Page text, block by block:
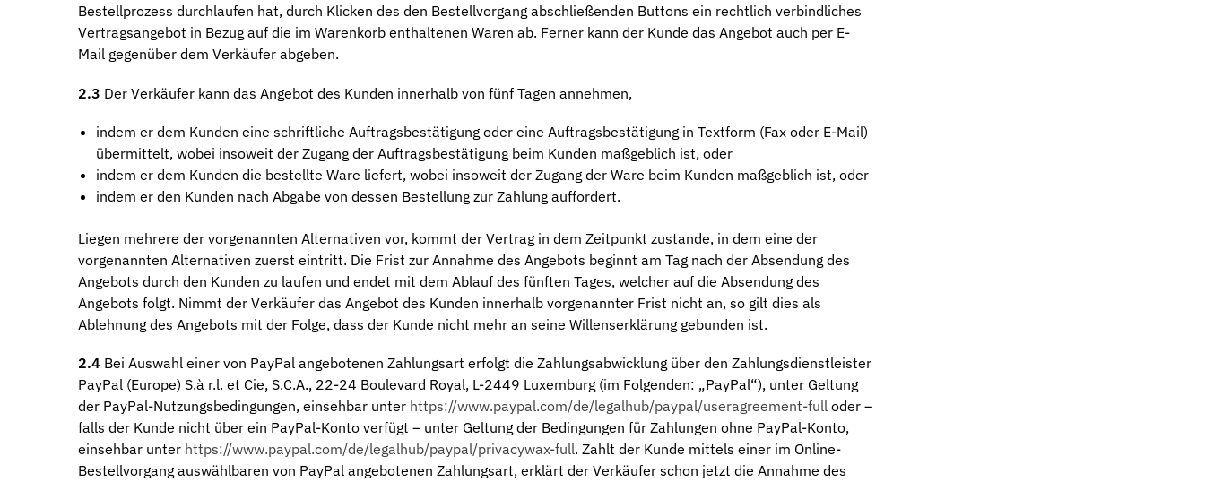
Bestellprozess durchlaufen hat, durch Klicken des den Bestellvorgang abschließenden Buttons ein rechtlich verbindliches
Vertragsangebot in Bezug auf die im Warenkorb enthaltenen Waren ab. Ferner kann der Kunde das Angebot auch per E-
Mail gegenüber dem Verkäufer abgeben.
2.3 Der Verkäufer kann das Angebot des Kunden innerhalb von fünf Tagen annehmen,
indem er dem Kunden eine schriftliche Auftragsbestätigung oder eine Auftragsbestätigung in Textform (Fax oder E-Mail)
übermittelt, wobei insoweit der Zugang der Auftragsbestätigung beim Kunden maßgeblich ist, oder
indem er dem Kunden die bestellte Ware liefert, wobei insoweit der Zugang der Ware beim Kunden maßgeblich ist, oder
indem er den Kunden nach Abgabe von dessen Bestellung zur Zahlung auffordert.
Liegen mehrere der vorgenannten Alternativen vor, kommt der Vertrag in dem Zeitpunkt zustande, in dem eine der
vorgenannten Alternativen zuerst eintritt. Die Frist zur Annahme des Angebots beginnt am Tag nach der Absendung des
Angebots durch den Kunden zu laufen und endet mit dem Ablauf des fünften Tages, welcher auf die Absendung des
Angebots folgt. Nimmt der Verkäufer das Angebot des Kunden innerhalb vorgenannter Frist nicht an, so gilt dies als
Ablehnung des Angebots mit der Folge, dass der Kunde nicht mehr an seine Willenserklärung gebunden ist.
2.4 Bei Auswahl einer von PayPal angebotenen Zahlungsart erfolgt die Zahlungsabwicklung über den Zahlungsdienstleister
PayPal (Europe) S.à r.l. et Cie, S.C.A., 22-24 Boulevard Royal, L-2449 Luxemburg (im Folgenden: „PayPal“), unter Geltung
der PayPal-Nutzungsbedingungen, einsehbar unter https://www.paypal.com/de/legalhub/paypal/useragreement-full oder –
falls der Kunde nicht über ein PayPal-Konto verfügt – unter Geltung der Bedingungen für Zahlungen ohne PayPal-Konto,
einsehbar unter https://www.paypal.com/de/legalhub/paypal/privacywax-full. Zahlt der Kunde mittels einer im Online-
Bestellvorgang auswählbaren von PayPal angebotenen Zahlungsart, erklärt der Verkäufer schon jetzt die Annahme des